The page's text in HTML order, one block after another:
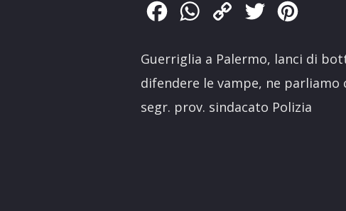
FacebookWhatsApp
Copy
Twitter
Guerriglia a Palermo, lanci di
difendere le vampe, ne parliamo
segr. prov. sindacato Polizia